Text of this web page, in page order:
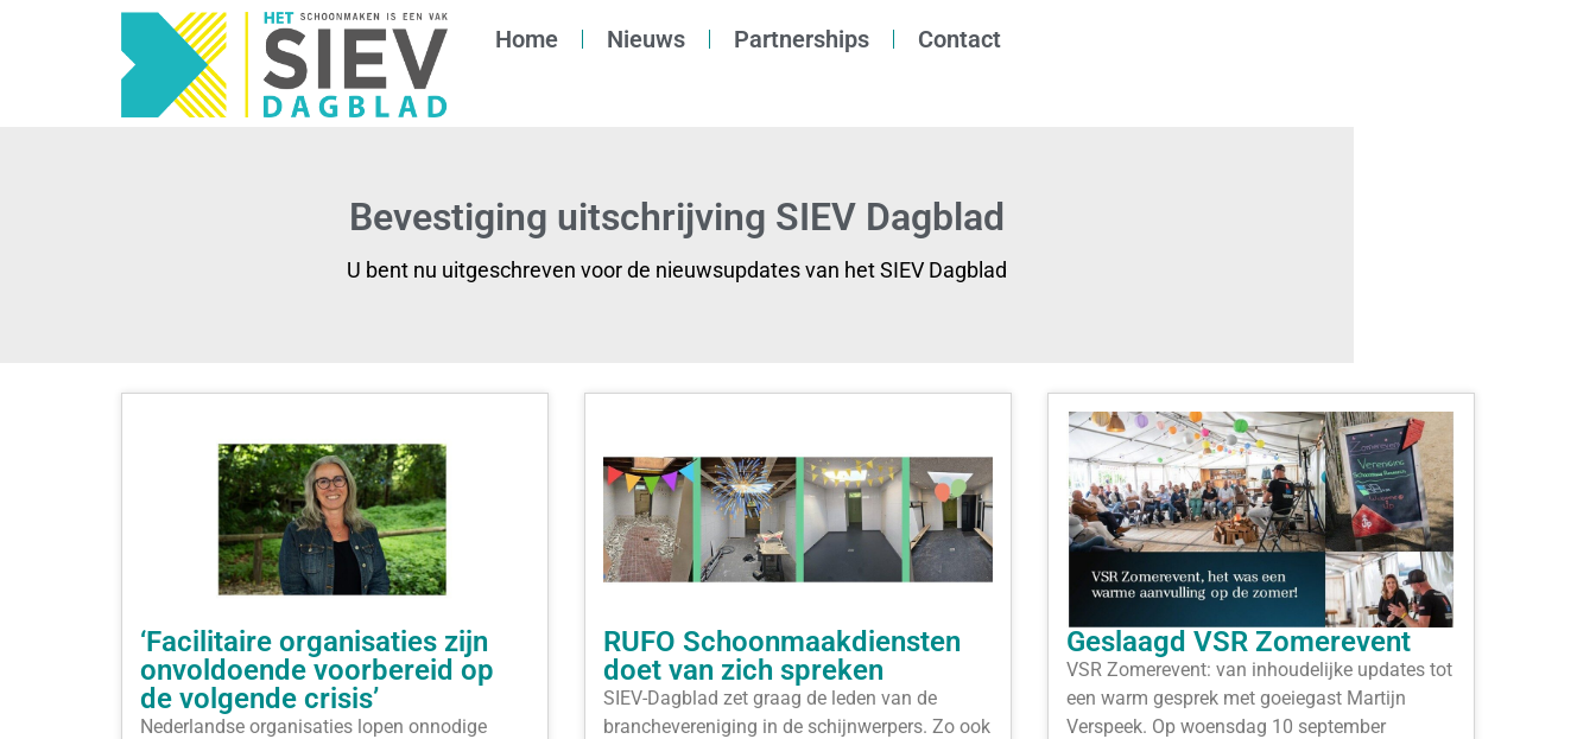
Home Nieuws Partnerships Contact
Bevestiging uitschrijving SIEV Dagblad
U bent nu uitgeschreven voor de nieuwsupdates van het SIEV Dagblad
‘Facilitaire organisaties zijn
onvoldoende voorbereid op
de volgende crisis’
Nederlandse organisaties lopen onnodige
RUFO Schoonmaakdiensten
doet van zich spreken
SIEV-Dagblad zet graag de leden van de
branchevereniging in de schijnwerpers. Zo ook
Geslaagd VSR Zomerevent
VSR Zomerevent: van inhoudelijke updates tot
een warm gesprek met goeiegast Martijn
Verspeek. Op woensdag 10 september